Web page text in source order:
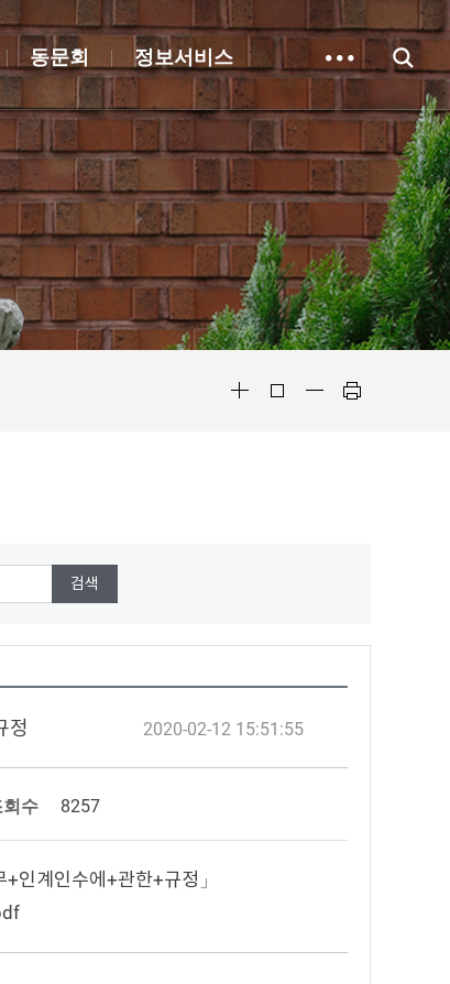
동문회 정보서비스
정 2020-02-12 15:51:55
회수 8257
인계인수에+관한+규정」